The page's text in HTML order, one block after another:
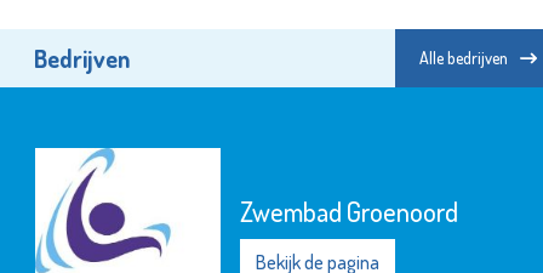
Bedrijven Alle bedrijven
Zwembad Groenoord
Bekijk de pagina